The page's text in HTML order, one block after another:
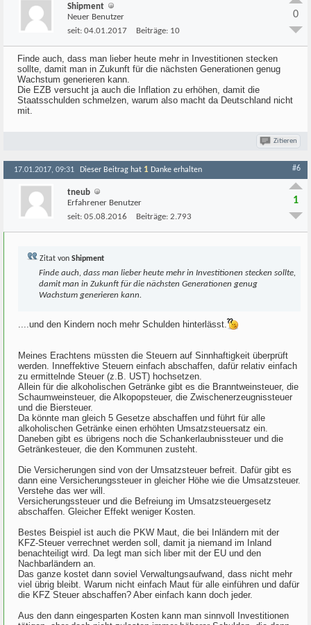
Shipment
Neuer Benutzer
seit: 04.01.2017 Beiträge: 10
0
Finde auch, dass man lieber heute mehr in Investitionen stecken
sollte, damit man in Zukunft für die nächsten Generationen genug
Wachstum generieren kann.
Die EZB versucht ja auch die Inflation zu erhöhen, damit die
Staatsschulden schmelzen, warum also macht da Deutschland nicht
mit.
Zitieren
17.01.2017, 09:31 Dieser Beitrag hat 1 Danke erhalten #6
tneub
Erfahrener Benutzer
seit: 05.08.2016 Beiträge: 2.793
1
Zitat von Shipment
Finde auch, dass man lieber heute mehr in Investitionen stecken sollte,
damit man in Zukunft für die nächsten Generationen genug
Wachstum generieren kann.
....und den Kindern noch mehr Schulden hinterlässt.
Meines Erachtens müssten die Steuern auf Sinnhaftigkeit überprüft
werden. Inneffektive Steuern einfach abschaffen, dafür relativ einfach
zu ermittelnde Steuer (z.B. UST) hochsetzen.
Allein für die alkoholischen Getränke gibt es die Branntweinsteuer, die
Schaumweinsteuer, die Alkopopsteuer, die Zwischenerzeugnissteuer
und die Biersteuer.
Da könnte man gleich 5 Gesetze abschaffen und führt für alle
alkoholischen Getränke einen erhöhten Umsatzsteuersatz ein.
Daneben gibt es übrigens noch die Schankerlaubnissteuer und die
Getränkesteuer, die den Kommunen zusteht.
Die Versicherungen sind von der Umsatzsteuer befreit. Dafür gibt es
dann eine Versicherungssteuer in gleicher Höhe wie die Umsatzsteuer.
Verstehe das wer will.
Versicherungssteuer und die Befreiung im Umsatzsteuergesetz
abschaffen. Gleicher Effekt weniger Kosten.
Bestes Beispiel ist auch die PKW Maut, die bei Inländern mit der
KFZ-Steuer verrechnet werden soll, damit ja niemand im Inland
benachteiligt wird. Da legt man sich liber mit der EU und den
Nachbarländern an.
Das ganze kostet dann soviel Verwaltungsaufwand, dass nicht mehr
viel übrig bleibt. Warum nicht einfach Maut für alle einführen und dafür
die KFZ Steuer abschaffen? Aber einfach kann doch jeder.
Aus den dann eingesparten Kosten kann man sinnvoll Investitionen